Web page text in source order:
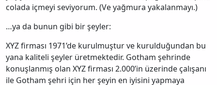
colada içmeyi seviyorum. (Ve yağmura yakalanmayı.)
…ya da bunun gibi bir şeyler:
XYZ firması 1971’de kurulmuştur ve kurulduğundan bu
yana kaliteli şeyler üretmektedir. Gotham şehrinde
konuşlanmış olan XYZ firması 2.000’in üzerinde çalışanı
ile Gotham şehri için her şeyin en iyisini yapmaya